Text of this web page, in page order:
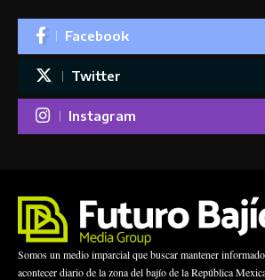
Facebook
Twitter
Instagram
Somos un medio imparcial que buscar mantener
acontecer diario de la zona del bajío de la República